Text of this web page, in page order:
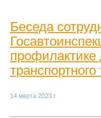
Беседа
профилактике
14 марта 2023 г.